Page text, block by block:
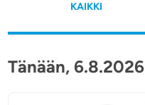
KAIKKI
Tänään, 6.8.2026